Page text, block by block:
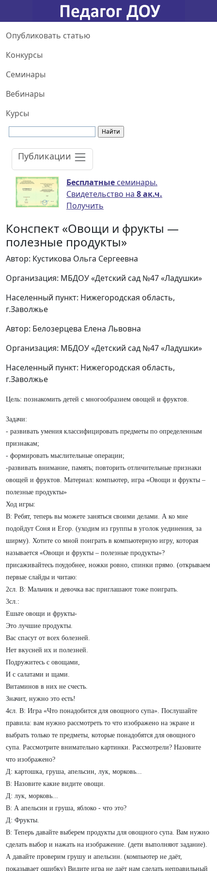
Опубликовать статью
Конкурсы
Семинары
Вебинары
Курсы
Публикации
Бесплатные семинары.
Свидетельство на 8 ак.ч.
Получить
Конспект «Овощи и фрукты —
полезные продукты»
Автор: Кустикова Ольга Сергеевна
Организация: МБДОУ «Детский сад №47 «Ладушки»
Населенный пункт: Нижегородская область,
г.Заволжье
Автор: Белозерцева Елена Львовна
Организация: МБДОУ «Детский сад №47 «Ладушки»
Населенный пункт: Нижегородская область,
г.Заволжье
Цель: познакомить детей с многообразием овощей и фруктов.
Задачи:
- развивать умения классифицировать предметы по определенным
признакам;
- формировать мыслительные операции;
-развивать внимание, память; повторить отличительные признаки
овощей и фруктов. Материал: компьютер, игра «Овощи и фрукты –
полезные продукты»
Ход игры:
В: Ребят, теперь вы можете заняться своими делами. А ко мне
подойдут Соня и Егор. (уходим из группы в уголок уединения, за
ширму). Хотите со мной поиграть в компьютерную игру, которая
называется «Овощи и фрукты – полезные продукты»?
присаживайтесь поудобнее, ножки ровно, спинки прямо. (открываем
первые слайды и читаю:
2сл. В: Мальчик и девочка вас приглашают тоже поиграть.
3сл.:
Ешьте овощи и фрукты-
Это лучшие продукты.
Вас спасут от всех болезней.
Нет вкусней их и полезней.
Подружитесь с овощами,
И с салатами и щами.
Витаминов в них не счесть.
Значит, нужно это есть!
4сл. В: Игра «Что понадобится для овощного супа». Послушайте
правила: вам нужно рассмотреть то что изображено на экране и
выбрать только те предметы, которые понадобятся для овощного
супа. Рассмотрите внимательно картинки. Рассмотрели? Назовите
что изображено?
Д: картошка, груша, апельсин, лук, морковь...
В: Назовите какие видите овощи.
Д: лук, морковь...
В: А апельсин и груша, яблоко - что это?
Д: Фрукты.
В: Теперь давайте выберем продукты для овощного супа. Вам нужно
сделать выбор и нажать на изображение. (дети выполняют задание).
А давайте проверим грушу и апельсин. (компьютер не даёт,
показывает ошибку) Видите игра не даёт нам сделать неправильный